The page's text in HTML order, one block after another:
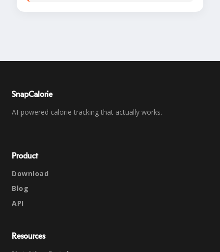
SnapCalorie
AI-powered calorie tracking that actually works.
Product
Download
Blog
API
Resources